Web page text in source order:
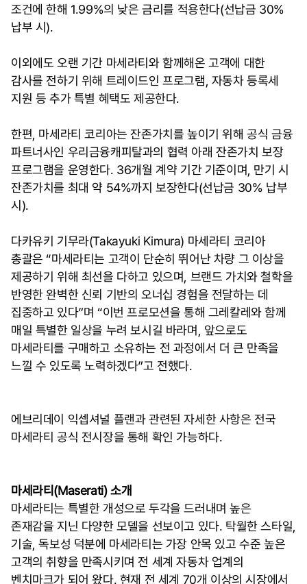
조건에 한해 1.99%의 낮은 금리를 적용한다(선납금 30%
납부 시).
이외에도 오랜 기간 마세라티와 함께해온 고객에 대한
감사를 전하기 위해 트레이드인 프로그램, 자동차 등록세
지원 등 추가 특별 혜택도 제공한다.
한편, 마세라티 코리아는 잔존가치를 높이기 위해 공식 금융
파트너사인 우리금융캐피탈과의 협력 아래 잔존가치 보장
프로그램을 운영한다. 36개월 계약 기간 기준이며, 만기 시
잔존가치를 최대 약 54%까지 보장한다(선납금 30% 납부
시).
다카유키 기무라(Takayuki Kimura) 마세라티 코리아
총괄은 “마세라티는 고객이 단순히 뛰어난 차량 그 이상을
제공하기 위해 최선을 다하고 있으며, 브랜드 가치와 철학을
반영한 완벽한 신뢰 기반의 오너십 경험을 전달하는 데
집중하고 있다”며 “이번 프로모션을 통해 그레칼레와 함께
매일 특별한 일상을 누려 보시길 바라며, 앞으로도
마세라티를 구매하고 소유하는 전 과정에서 더 큰 만족을
느낄 수 있도록 노력하겠다”고 전했다.
에브리데이 익셉셔널 플랜과 관련된 자세한 사항은 전국
마세라티 공식 전시장을 통해 확인 가능하다.
마세라티(Maserati) 소개
마세라티는 특별한 개성으로 두각을 드러내며 높은
존재감을 지닌 다양한 모델을 선보이고 있다. 탁월한 스타일,
기술, 독보성 덕분에 마세라티는 가장 안목 있고 수준 높은
고객의 취향을 만족시키며 전 세계 자동차 업계의
벤치마크가 되어 왔다. 현재 전 세계 70개 이상의 시장에서